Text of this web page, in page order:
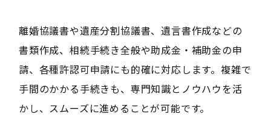
離婚協議書や遺産分割協議書、遺言書作成などの
書類作成、相続手続き全般や助成金・補助金の申
請、各種許認可申請にも的確に対応します。複雑で
手間のかかる手続きも、専門知識とノウハウを活
かし、スムーズに進めることが可能です。